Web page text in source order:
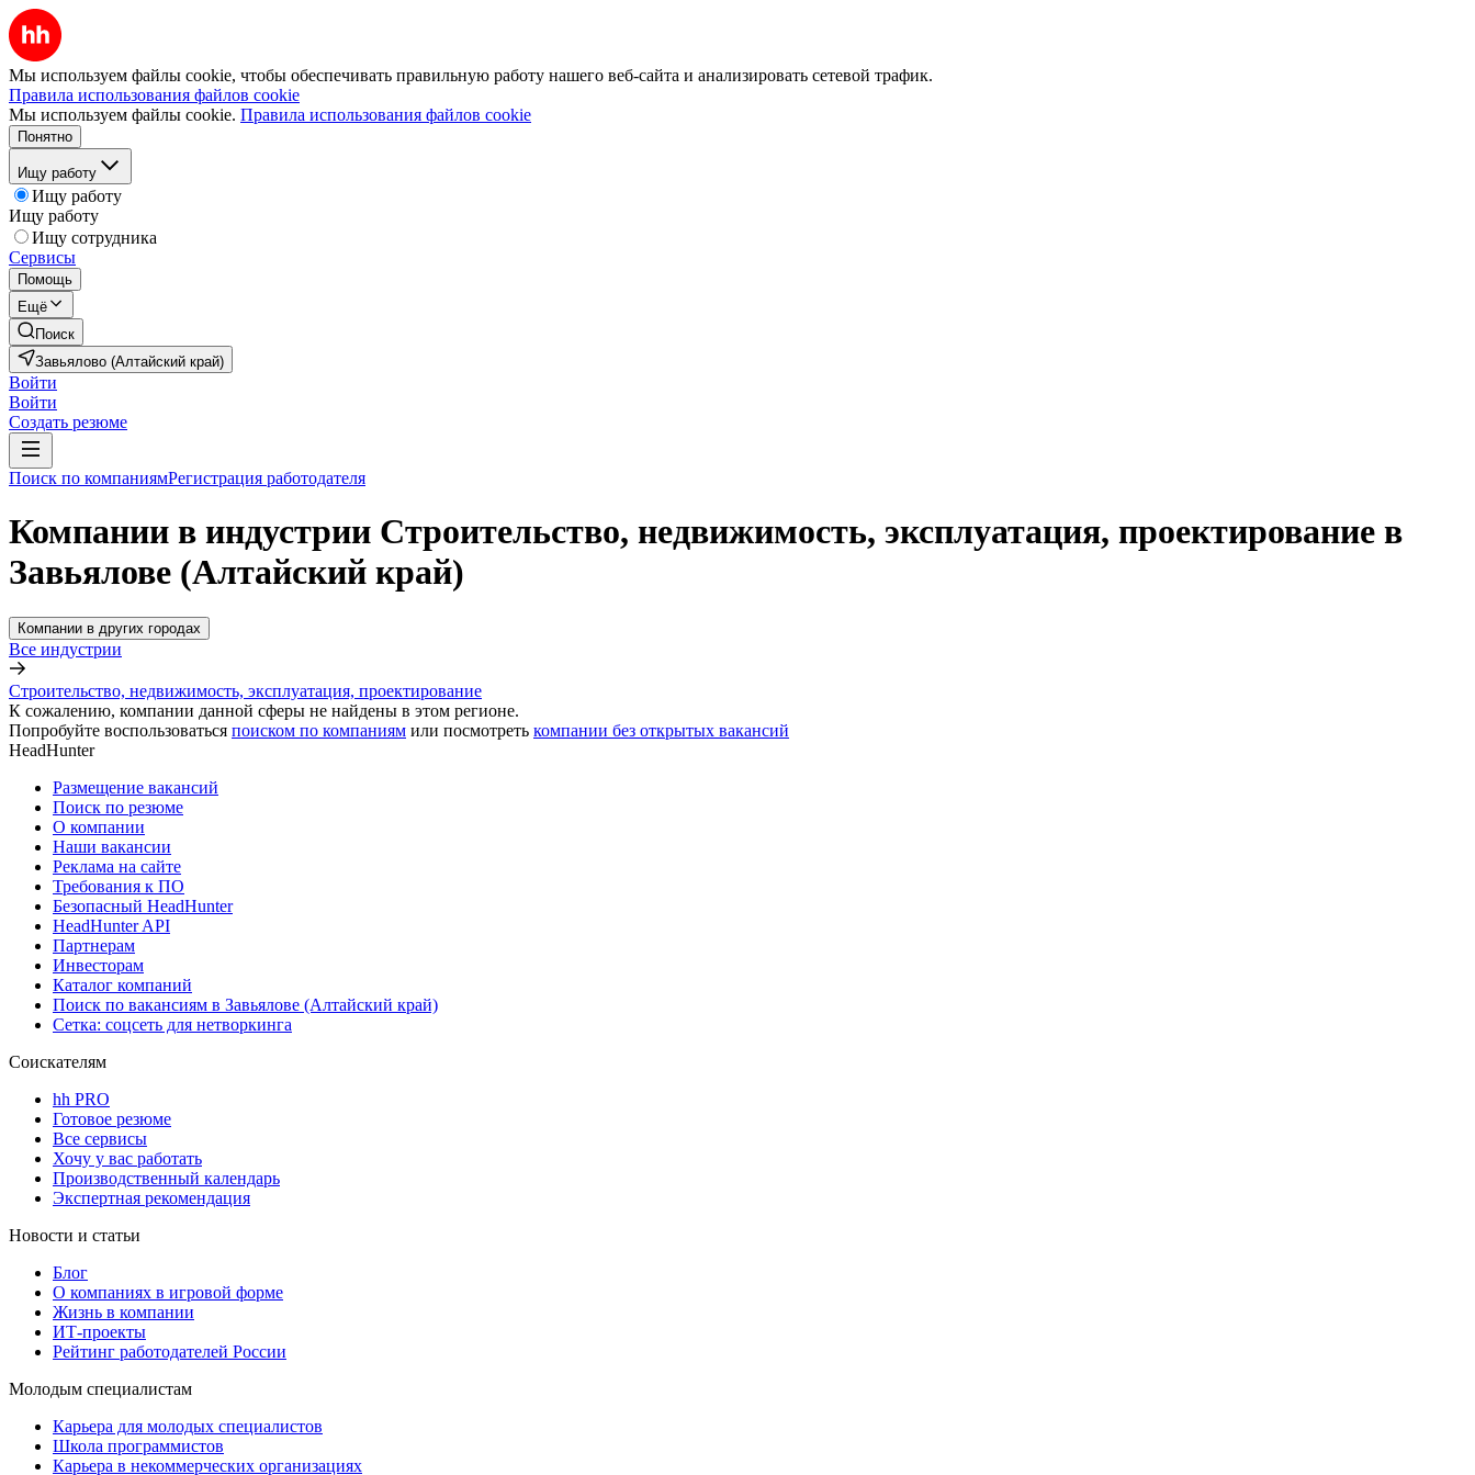
Мы используем файлы cookie, чтобы обеспечивать правильную работу нашего веб-сайта и анализировать сетевой трафик.
Правила использования файлов cookie
Мы используем файлы cookie. Правила использования файлов cookie
Понятно
Ищу работу
Ищу работу
Ищу работу
Ищу сотрудника
Сервисы
Помощь
Ещё
Поиск
Завьялово (Алтайский край)
Войти
Войти
Создать резюме
Поиск по компаниямРегистрация работодателя
Компании в индустрии Строительство, недвижимость, эксплуатация, проектирование в
Завьялове (Алтайский край)
Компании в других городах
Все индустрии
Строительство, недвижимость, эксплуатация, проектирование
К сожалению, компании данной сферы не найдены в этом регионе.
Попробуйте воспользоваться поиском по компаниям или посмотреть компании без открытых вакансий
HeadHunter
Размещение вакансий
Поиск по резюме
О компании
Наши вакансии
Реклама на сайте
Требования к ПО
Безопасный HeadHunter
HeadHunter API
Партнерам
Инвесторам
Каталог компаний
Поиск по вакансиям в Завьялове (Алтайский край)
Сетка: соцсеть для нетворкинга
Соискателям
hh PRO
Готовое резюме
Все сервисы
Хочу у вас работать
Производственный календарь
Экспертная рекомендация
Новости и статьи
Блог
О компаниях в игровой форме
Жизнь в компании
ИТ-проекты
Рейтинг работодателей России
Молодым специалистам
Карьера для молодых специалистов
Школа программистов
Карьера в некоммерческих организациях